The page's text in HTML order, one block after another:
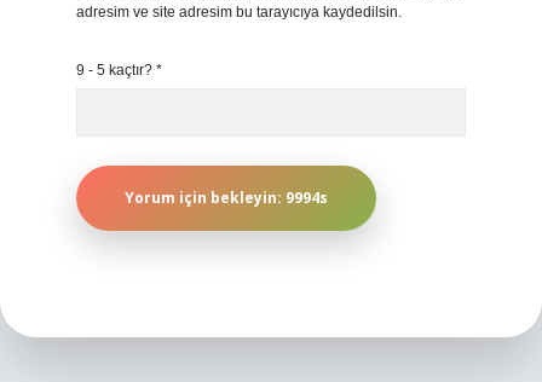
adresim ve site adresim bu tarayıcıya kaydedilsin.
9 - 5 kaçtır? *